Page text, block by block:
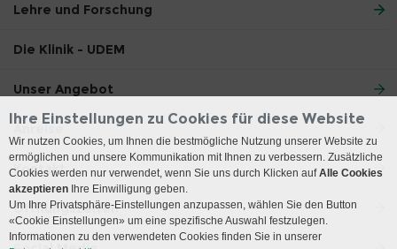
Lehre und Forschung
Die Klinik - UDEM
Unser Angebot
Anreise
Kontakt
Öffnungszeiten
Ihre Einstellungen zu Cookies für diese Website
Wir nutzen Cookies, um Ihnen die bestmögliche Nutzung unserer Website zu
ermöglichen und unsere Kommunikation mit Ihnen zu verbessern. Zusätzliche
Cookies werden nur verwendet, wenn Sie uns durch Klicken aufAlle Cookies
akzeptieren Ihre Einwilligung geben.
Um Ihre Privatsphäre-Einstellungen anzupassen, wählen Sie den Button
«Cookie Einstellungen» um eine spezifische Auswahl festzulegen.
Informationen zu den verwendeten Cookies finden Sie in unserer